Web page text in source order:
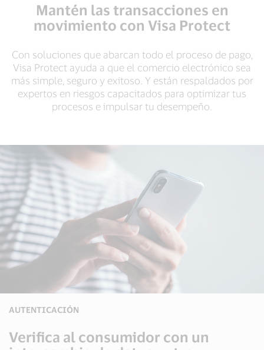
Mantén las transacciones en
movimiento con Visa Protect
Con soluciones que abarcan todo el proceso de pago,
Visa Protect ayuda a que el comercio electrónico sea
más simple, seguro y exitoso. Y están respaldados por
expertos en riesgos capacitados para optimizar tus
procesos e impulsar tu desempeño.
AUTENTICACIÓN
Verifica al consumidor con un